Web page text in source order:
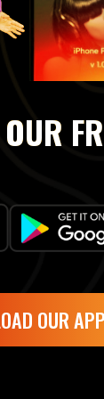
OUR APP!